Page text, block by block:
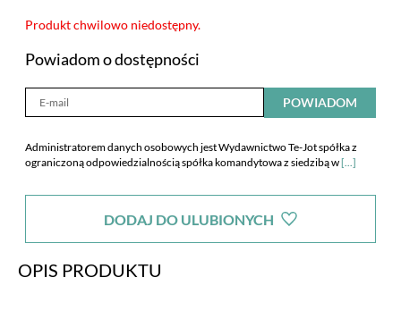
Produkt chwilowo niedostępny.
Powiadom o dostępności
POWIADOM
Administratorem danych osobowych jest Wydawnictwo Te-Jot spółka z
ograniczoną odpowiedzialnością spółka komandytowa z siedzibą w[...]
przysługujących mi prawach zgodnie z art. 24 ust. 1 pkt 3 i 4 ustawy z dnia
danych i ich poprawiania oraz zobowiązała się, iż moje dane nie będą
udostępniane innym odbiorcom.
DODAJ DO ULUBIONYCH
OPIS PRODUKTU